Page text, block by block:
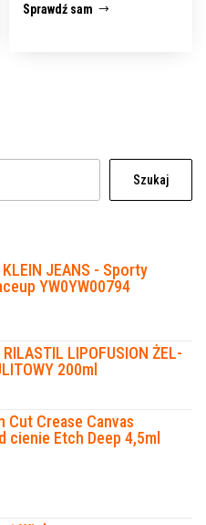
Sprawdź sam
Szukaj
JEANS - Sporty
YW0YW00794
LIPOFUSION ŻEL-
200ml
Cut Crease Canvas
cienie Etch Deep 4,5ml